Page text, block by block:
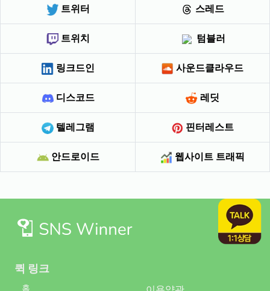
트위터 스레드
트위치 텀블러
링크드인 사운드클라우드
디스코드 레딧
텔레그램 핀터레스트
안드로이드 웹사이트 트래픽
퀵 링크
홈